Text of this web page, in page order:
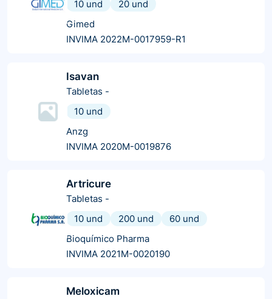
10 und
20 und
Gimed
INVIMA 2022M-0017959-R1
Isavan
Tabletas -
10 und
Anzg
INVIMA 2020M-0019876
Artricure
Tabletas -
10 und
200 und
60 und
Bioquímico Pharma
INVIMA 2021M-0020190
Meloxicam